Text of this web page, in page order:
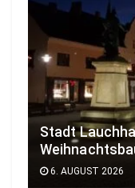
Stadt
6. AUGUST 2026